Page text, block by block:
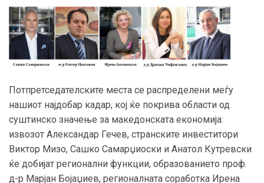
Потпретседателските места се распределени меѓу
нашиот најдобар кадар, кој ќе покрива области од
суштинско значење за македонската економија:
извозот Александар Гечев, странските инвеститори
Виктор Мизо, Сашко Самарџиоски и Анатол Кутревски
ќе добијат регионални функции, образованието проф.
д-р Марјан Бојаџиев, регионалната соработка Ирена